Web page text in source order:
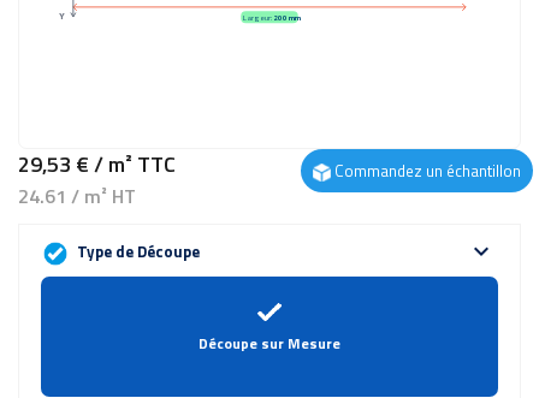
Largeur:200 mm
Y
29,53 €/ m² TTC
24.61 / m² HT
Commandez un échantillon
Type de Découpe expand_more
Découpe sur Mesure